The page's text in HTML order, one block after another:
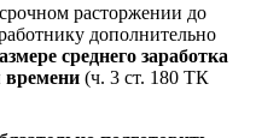
расторжении до
дополнительно
среднего заработка
времени (ч. 3 ст. 180 ТК